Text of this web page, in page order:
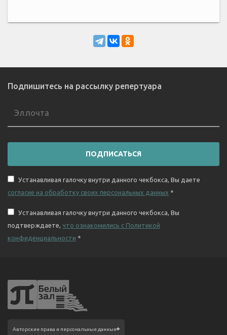
Подпишитесь на рассылку репертуара
ПОДПИСАТЬСЯ
Устанавливая галочку внутри данного чекбокса, Вы даете
согласие на обработку своих персональных данных *
Устанавливая галочку внутри данного чекбокса, Вы
подтверждаете, что ознакомились с Политикой
конфиденциальности *
Авторские права и персональные данные
Фотографии размещены с согласия